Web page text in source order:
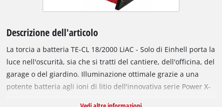
Descrizione dell'articolo
La torcia a batteria TE-CL 18/2000 LiAC - Solo di Einhell porta la
luce nell'oscurità, sia che si tratti del cantiere, dell'officina, del
garage o del giardino. Illuminazione ottimale grazie a una
potente batteria agli ioni di litio dell'innovativa serie Power X-